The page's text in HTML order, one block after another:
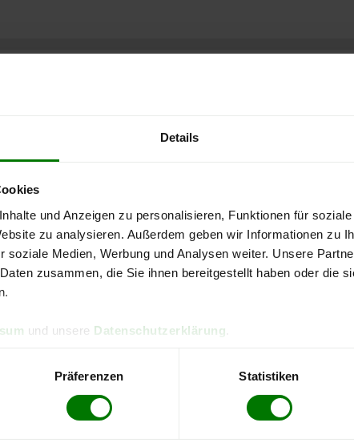
Details
und Anzeigen zu personalisieren, Funktionen für
zu analysieren. Außerdem geben wir Informationen zu
soziale Medien, Werbung und Analysen weiter. Unsere
zusammen, die Sie ihnen bereitgestellt haben oder die
und unsere Datenschutzerklärung
Präferenzen Statistiken
kostenlose
direkt online bestellen
aktuellen Stand